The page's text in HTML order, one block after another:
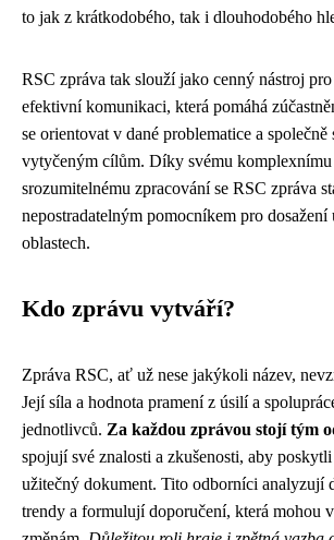
to jak z krátkodobého, tak i dlouhodobého
RSC zpráva tak slouží jako cenný nástroj pro
efektivní komunikaci, která pomáhá
se orientovat v dané problematice a společně
vytyčeným cílům. Díky svému komplexnímu
srozumitelnému zpracování se RSC zpráva
nepostradatelným pomocníkem pro dosažení
oblastech.
Kdo zprávu vytváří?
Zpráva RSC, ať už nese jakýkoli název,
Její síla a hodnota pramení z úsilí a
jednotlivců. Za každou zprávou stojí tým
spojují své znalosti a zkušenosti, aby
užitečný dokument. Tito odborníci analyzují
trendy a formulují doporučení, která mohou